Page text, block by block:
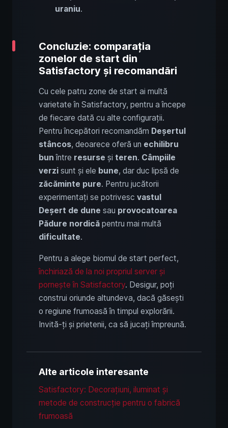
uraniu.
Concluzie: comparația
zonelor de start din
Satisfactory și recomandări
Cu cele patru zone de start ai multă
varietate în Satisfactory, pentru a începe
de fiecare dată cu alte configurații.
Pentru începători recomandăm Deșertul
stâncos, deoarece oferă un echilibru
bun între resurse și teren. Câmpiile
verzi sunt și ele bune, dar duc lipsă de
zăcăminte pure. Pentru jucătorii
experimentați se potrivesc vastul
Deșert de dune sau provocatoarea
Pădure nordică pentru mai multă
dificultate.
Pentru a alege biomul de start perfect,
închiriază de la noi propriul server și
pornește în Satisfactory. Desigur, poți
construi oriunde altundeva, dacă găsești
o regiune frumoasă în timpul explorării.
Invită-ți și prietenii, ca să jucați împreună.
Alte articole interesante
Satisfactory: Decorațiuni, iluminat și
metode de construcție pentru o fabrică
frumoasă